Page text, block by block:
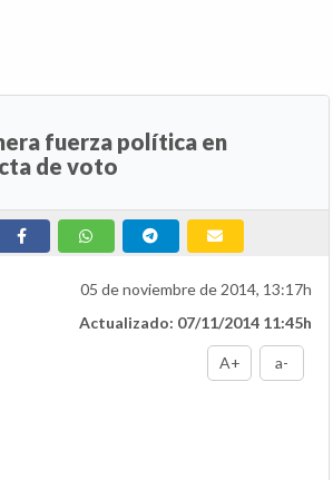
fuerza política en
de voto
05 de noviembre de 2014, 13:17h
Actualizado: 07/11/2014 11:45h
A+ a-